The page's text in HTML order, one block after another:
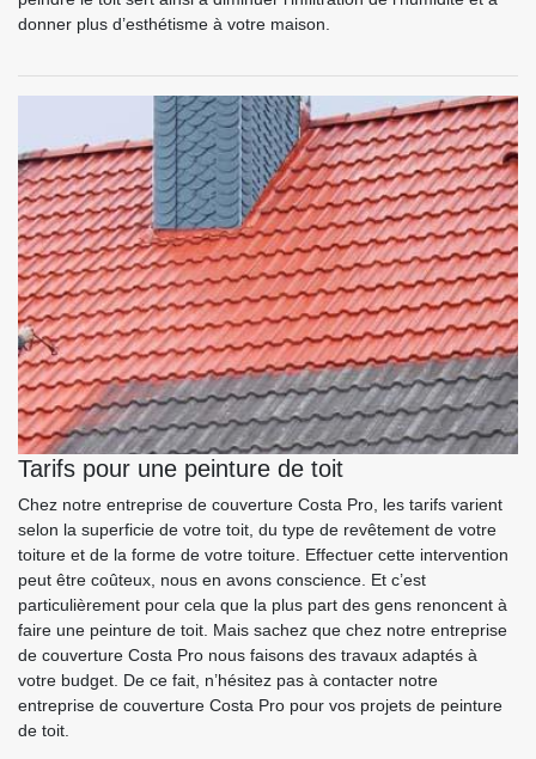
donner plus d’esthétisme à votre maison.
Tarifs pour une peinture de toit
Chez notre entreprise de couverture Costa Pro, les tarifs varient
selon la superficie de votre toit, du type de revêtement de votre
toiture et de la forme de votre toiture. Effectuer cette intervention
peut être coûteux, nous en avons conscience. Et c’est
particulièrement pour cela que la plus part des gens renoncent à
faire une peinture de toit. Mais sachez que chez notre entreprise
de couverture Costa Pro nous faisons des travaux adaptés à
votre budget. De ce fait, n’hésitez pas à contacter notre
entreprise de couverture Costa Pro pour vos projets de peinture
de toit.